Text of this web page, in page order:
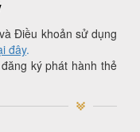
Điều khoản sử dụng
đây.
ký phát hành thẻ